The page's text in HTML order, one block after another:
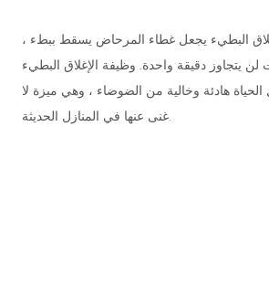
البطيء يجعل غطاء المرحاض يسقط ببطء ،
لن يتجاوز دقيقة واحدة. وظيفة الإغلاق البطيء
هادئة وخالية من الضوضاء ، وهي ميزة لا
غنى عنها في المنازل الحديثة.